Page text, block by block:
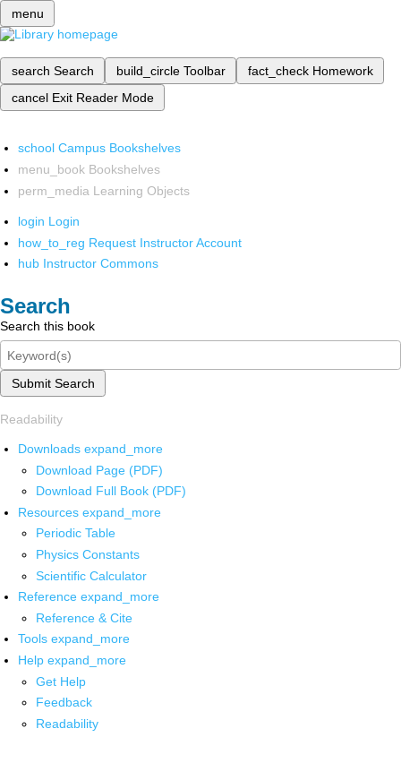
menu
search Search build_circle Toolbar fact_check Homework
cancel Exit Reader Mode
school Campus Bookshelves
menu_book Bookshelves
perm_media Learning Objects
login Login
how_to_reg Request Instructor Account
hub Instructor Commons
Search
Search this book
Submit Search
Readability
Downloads expand_more
Download Page (PDF)
Download Full Book (PDF)
Resources expand_more
Periodic Table
Physics Constants
Scientific Calculator
Reference expand_more
Reference & Cite
Tools expand_more
Help expand_more
Get Help
Feedback
Readability